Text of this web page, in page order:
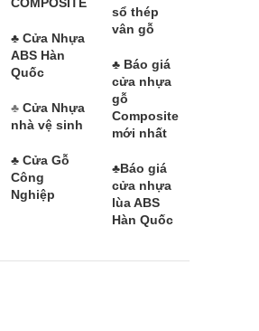
♣ Cửa Nhựa
ABS Hàn
Quốc
♣ Cửa Nhựa
nhà vệ sinh
♣ Cửa Gỗ
Công
Nghiệp
sổ thép
vân gỗ
♣ Báo giá
cửa nhựa
gỗ
Composite
mới nhất
♣Báo giá
cửa nhựa
lùa ABS
Hàn Quốc